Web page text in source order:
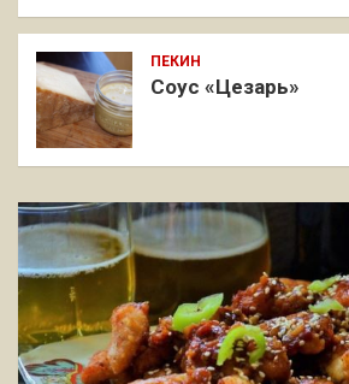
ПЕКИН
Соус «Цезарь»